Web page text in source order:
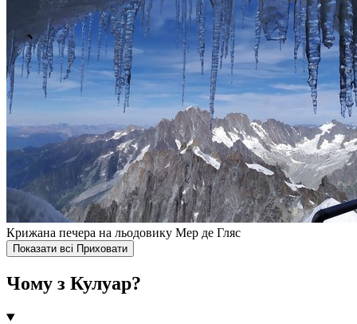
Крижана печера на льодовику Мер де Гляс
Показати всі Приховати
Чому з Кулуар?